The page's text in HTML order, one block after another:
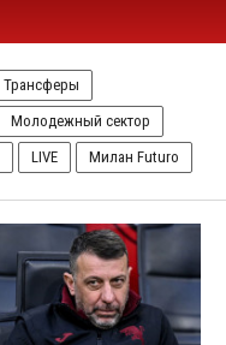
Трансферы
Молодежный сектор
LIVE Милан Futuro